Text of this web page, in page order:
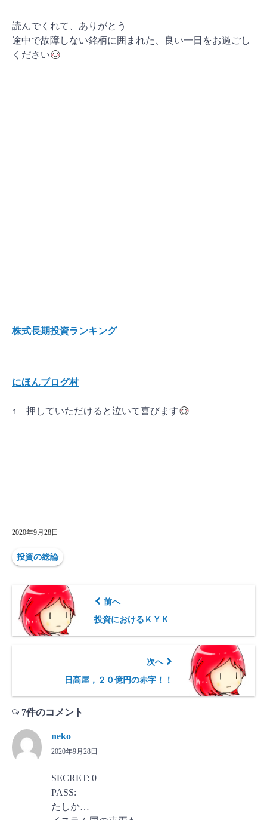
読んでくれて、ありがとう
途中で故障しない銘柄に囲まれた、良い一日をお過ごし
ください
株式長期投資ランキング
にほんブログ村
↑ 押していただけると泣いて喜びます
2020年9月28日
投資の総論
前へ
投資におけるＫＹＫ
次へ
日高屋，２０億円の赤字！！
7件のコメント
neko
2020年9月28日
SECRET: 0
PASS:
たしか…